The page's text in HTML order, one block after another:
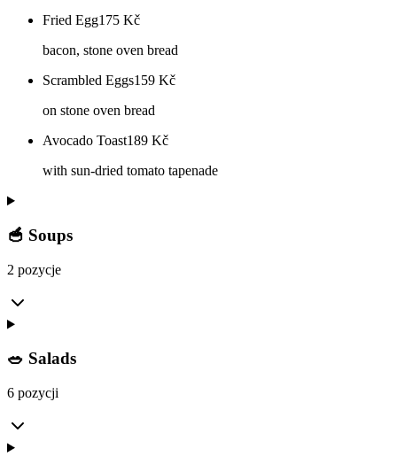
Fried Egg175 Kč
bacon, stone oven bread
Scrambled Eggs159 Kč
on stone oven bread
Avocado Toast189 Kč
with sun-dried tomato tapenade
🥣 Soups
2 pozycje
🥗 Salads
6 pozycji